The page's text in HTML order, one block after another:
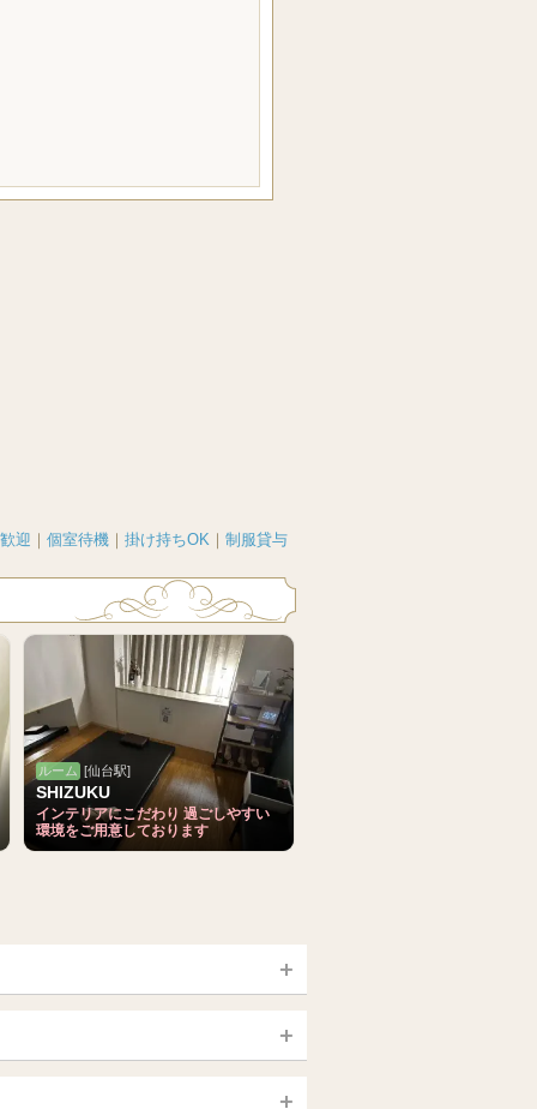
迎 ｜ 個室待機 ｜ 掛け持ちOK ｜ 制服貸与
ルーム [仙台駅]
SHIZUKU
インテリアにこだわり 過ごしやすい
環境をご用意しております
宮城 (仙台)